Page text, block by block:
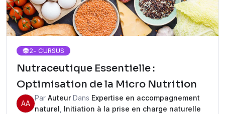
2- CURSUS
Nutraceutique Essentielle :
Optimisation de la Micro Nutrition
AA
Par AuteurDans Expertise en accompagnement
naturel Initiation à la prise en charge naturelle